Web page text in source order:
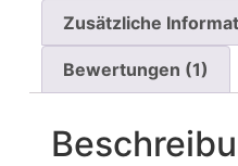
Zusätzliche
Bewertungen (1)